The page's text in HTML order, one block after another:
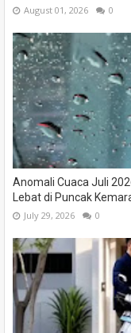
August 01, 2026 0
Anomali Cuaca Juli
Lebat di Puncak
July 29, 2026 0